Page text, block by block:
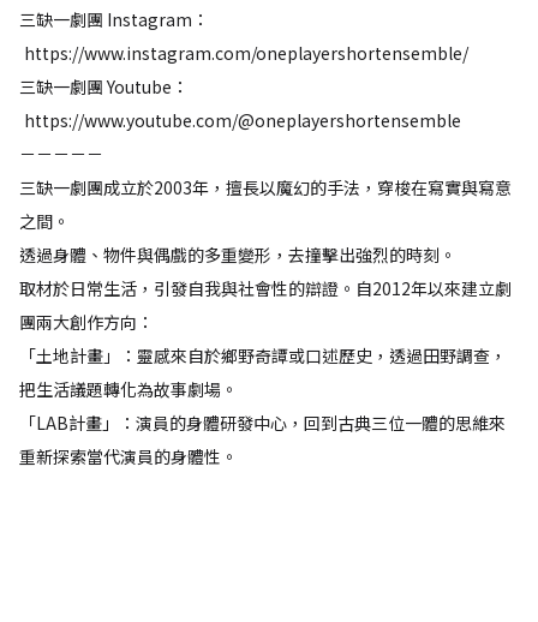
三缺一劇團 Instagram：
https://www.instagram.com/oneplayershortensemble/
三缺一劇團 Youtube：
https://www.youtube.com/@oneplayershortensemble
－－－－－
三缺一劇團成立於2003年，擅長以魔幻的手法，穿梭在寫實與寫意
之間。
透過身體、物件與偶戲的多重變形，去撞擊出強烈的時刻。
取材於日常生活，引發自我與社會性的辯證。自2012年以來建立劇
團兩大創作方向：​
「土地計畫」：靈感來自於鄉野奇譚或口述歷史，透過田野調查，
把生活議題轉化為故事劇場。
「LAB計畫」：演員的身體研發中心，回到古典三位一體的思維來
重新探索當代演員的身體性。​